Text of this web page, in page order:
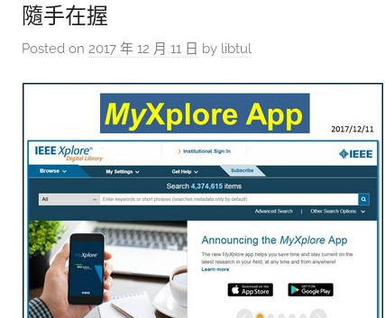
隨手在握
Posted on 2017 年 12 月 11 日 by libtul